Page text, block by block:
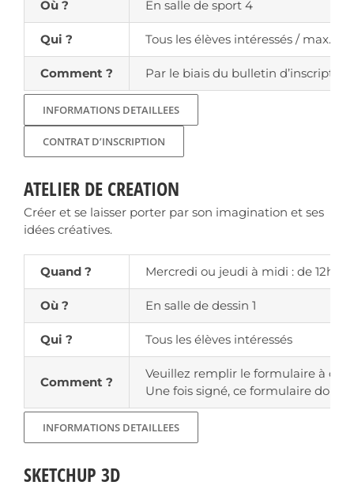
Où ? En salle de sport 4
Qui ? Tous les élèves intéressés / max. 10
Comment ? Par le biais du bulletin d’inscription
INFORMATIONS DETAILLEES
CONTRAT D’INSCRIPTION
ATELIER DE CREATION
Créer et se laisser porter par son imagination et ses
idées créatives.
Quand ? Mercredi ou jeudi à midi : de 12h15 à
Où ? En salle de dessin 1
Qui ? Tous les élèves intéressés
Comment ?
Veuillez remplir le formulaire à
Une fois signé, ce formulaire doit
INFORMATIONS DETAILLEES
SKETCHUP 3D